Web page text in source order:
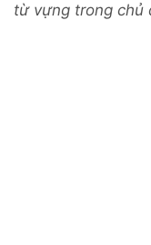
từ vựng trong chủ